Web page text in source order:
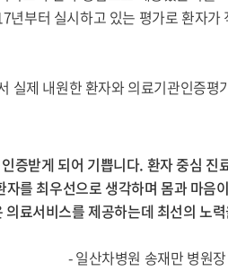
부터 실시하고 있는 평가로 환자
실제 내원한 환자와 의료기관인증
증받게 되어 기쁩니다. 환자 중심
를 최우선으로 생각하며 몸과 마
의료서비스를 제공하는데 최선의 노
- 일산차병원 송재만 병원